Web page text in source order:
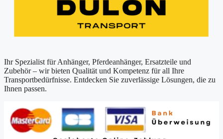
Ihr Spezialist für Anhänger, Pferdeanhänger, Ersatzteile und
Zubehör – wir bieten Qualität und Kompetenz für all Ihre
Transportbedürfnisse. Entdecken Sie zuverlässige Lösungen, die zu
Ihnen passen.